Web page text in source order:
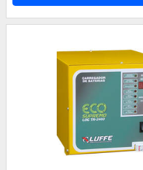
pesado. O guincho reboque
processos de reboq....